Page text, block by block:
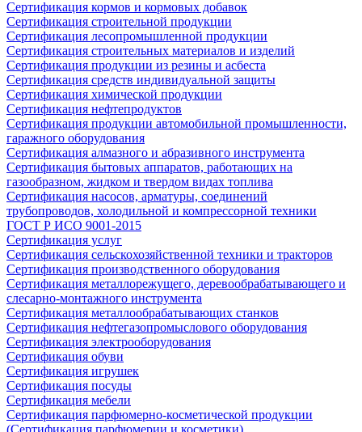
Сертификация кормов и кормовых добавок
Сертификация строительной продукции
Сертификация лесопромышленной продукции
Сертификация строительных материалов и изделий
Сертификация продукции из резины и асбеста
Сертификация средств индивидуальной защиты
Сертификация химической продукции
Сертификация нефтепродуктов
Сертификация продукции автомобильной промышленности,
гаражного оборудования
Сертификация алмазного и абразивного инструмента
Сертификация бытовых аппаратов, работающих на
газообразном, жидком и твердом видах топлива
Сертификация насосов, арматуры, соединений
трубопроводов, холодильной и компрессорной техники
ГОСТ Р ИСО 9001-2015
Сертификация услуг
Сертификация сельскохозяйственной техники и тракторов
Сертификация производственного оборудования
Сертификация металлорежущего, деревообрабатывающего и
слесарно-монтажного инструмента
Сертификация металлообрабатывающих станков
Сертификация нефтегазопромыслового оборудования
Сертификация электрооборудования
Сертификация обуви
Сертификация игрушек
Сертификация посуды
Сертификация мебели
Сертификация парфюмерно-косметической продукции
(Сертификация парфюмерии и косметики)